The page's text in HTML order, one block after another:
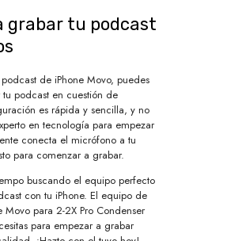
grabar tu podcast
de iPhone Movo, puedes
podcast en cuestión de
es rápida y sencilla, y no
en tecnología para empezar
conecta el micrófono a tu
para comenzar a grabar.
buscando el equipo perfecto
con tu iPhone. El equipo de
Movo para 2-2X Pro Condenser
para empezar a grabar